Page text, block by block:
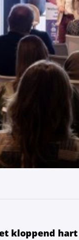
kloppend hart